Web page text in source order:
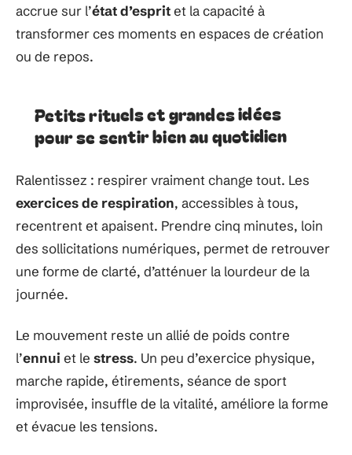
accrue sur l’état d’espritet la capacité à
transformer ces moments en espaces de création
ou de repos.
Petits rituels et grandes idées
pour se sentir bien au quotidien
Ralentissez : respirer vraiment change tout. Les
exercices de respiration, accessibles à tous,
recentrent et apaisent. Prendre cinq minutes, loin
des sollicitations numériques, permet de retrouver
une forme de clarté, d’atténuer la lourdeur de la
journée.
Le mouvement reste un allié de poids contre
l’ennui et le stress. Un peu d’exercice physique,
marche rapide, étirements, séance de sport
improvisée, insuffle de la vitalité, améliore la forme
et évacue les tensions.